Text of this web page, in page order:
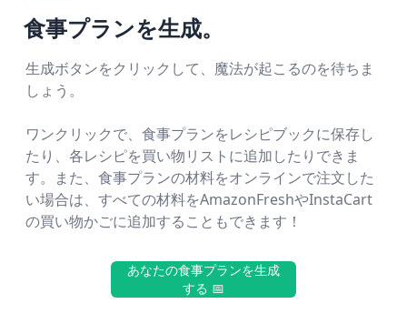
食事プランを生成。
生成ボタンをクリックして、魔法が起こるのを待ちま
しょう。
ワンクリックで、食事プランをレシピブックに保存し
たり、各レシピを買い物リストに追加したりできま
す。また、食事プランの材料をオンラインで注文した
い場合は、すべての材料をAmazonFreshやInstaCart
の買い物かごに追加することもできます！
あなたの食事プランを生成
する 📅